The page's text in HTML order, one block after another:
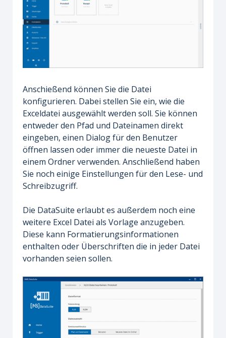
Anschießend können Sie die Datei
konfigurieren. Dabei stellen Sie ein, wie die
Exceldatei ausgewählt werden soll. Sie können
entweder den Pfad und Dateinamen direkt
eingeben, einen Dialog für den Benutzer
öffnen lassen oder immer die neueste Datei in
einem Ordner verwenden. Anschließend haben
Sie noch einige Einstellungen für den Lese- und
Schreibzugriff.
Die DataSuite erlaubt es außerdem noch eine
weitere Excel Datei als Vorlage anzugeben.
Diese kann Formatierungsinformationen
enthalten oder Überschriften die in jeder Datei
vorhanden seien sollen.